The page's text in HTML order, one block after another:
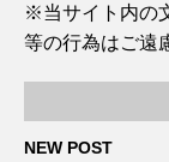
※当サイト内の
等の行為はご遠
NEW POST